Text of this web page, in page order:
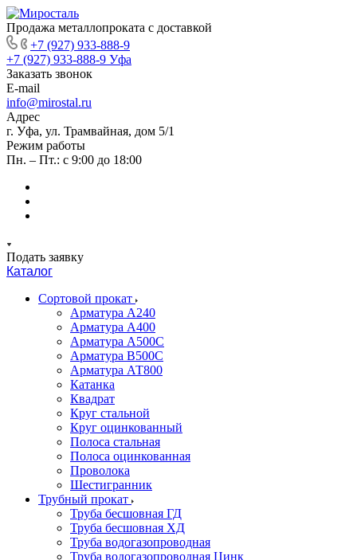
Продажа металлопроката с доставкой
+7 (927) 933-888-9
+7 (927) 933-888-9 Уфа
Заказать звонок
E-mail
info@mirostal.ru
Адрес
г. Уфа, ул. Трамвайная, дом 5/1
Режим работы
Пн. – Пт.: с 9:00 до 18:00
Подать заявку
Каталог
Сортовой прокат
Арматура А240
Арматура А400
Арматура А500C
Арматура В500С
Арматура АТ800
Катанка
Квадрат
Круг стальной
Круг оцинкованный
Полоса стальная
Полоса оцинкованная
Проволока
Шестигранник
Трубный прокат
Труба бесшовная ГД
Труба бесшовная ХД
Труба водогазопроводная
Труба водогазопроводная Цинк